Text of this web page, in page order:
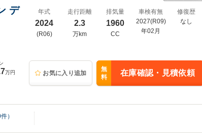
デ
万円
年式
2024
(R06)
走行距離
2.3
万km
排気量
1960
CC
車検有無
2027(R09)
年02月
修復歴
なし
お気に入り追加
無
料
在庫確認・見積依頼
件）